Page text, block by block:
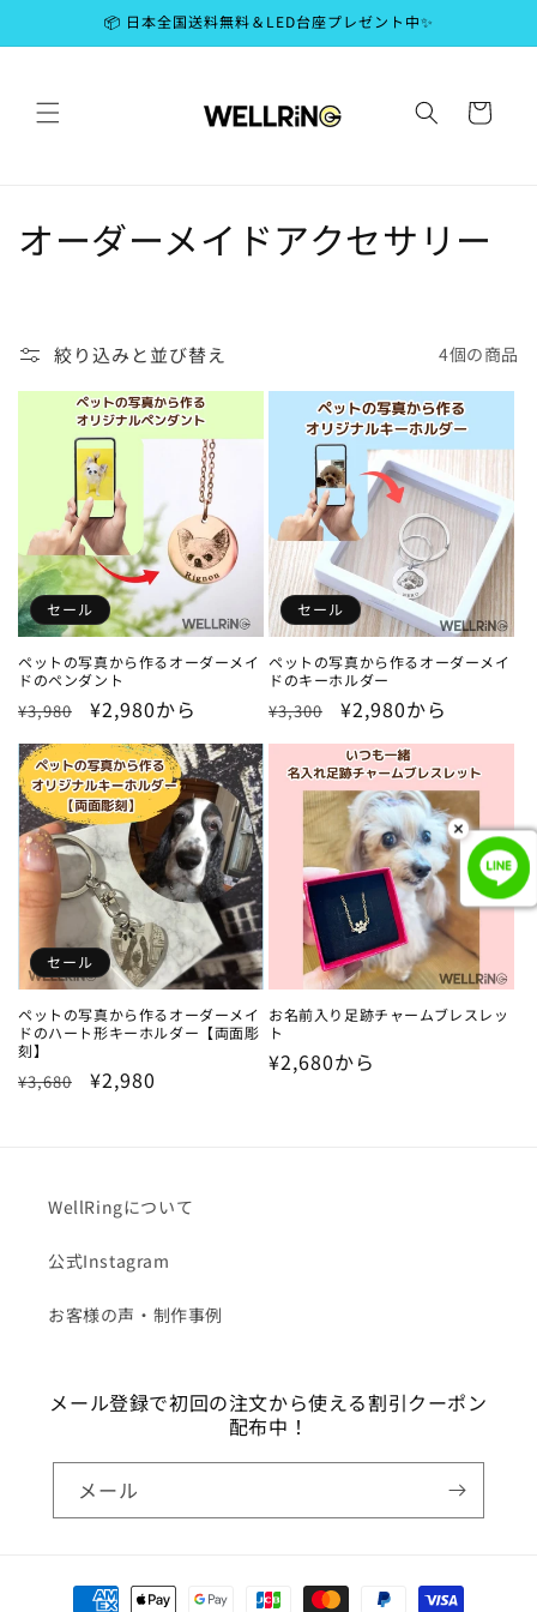
進む
📦 日本全国送料無料＆LED台座プレゼント中✨
ー
コ
シ
オーダーメイドアクセサリー
絞り込みと並び替え 4個の商品
セール
ペットの写真から作るオーダーメイ
ドのペンダント
通
常
価
格
¥3,980
セ
ー
ル
価
格
¥2,980から
セール
ペットの写真から作るオーダーメイ
ドのキーホルダー
通
常
価
¥3,300
セ
ー
ル
価
格
¥2,980から
セール
ペットの写真から作るオーダーメイ
ドのハート形キーホルダー【両面彫
刻】
通
¥3,680
セ
格
¥2,980
お名前入り足跡チャームブレスレッ
ト
通
¥2,680から
WellRingについて
公式Instagram
お客様の声・制作事例
メール登録で初回の注文から使える割引クーポン
配布中！
メール
決